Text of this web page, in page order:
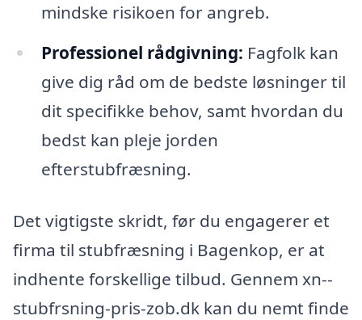
mindske risikoen for angreb.
Professionel rådgivning: Fagfolk kan
give dig råd om de bedste løsninger til
dit specifikke behov, samt hvordan du
bedst kan pleje jorden
efterstubfræsning.
Det vigtigste skridt, før du engagerer et
firma til stubfræsning i Bagenkop, er at
indhente forskellige tilbud. Gennem xn--
stubfrsning-pris-zob.dk kan du nemt finde